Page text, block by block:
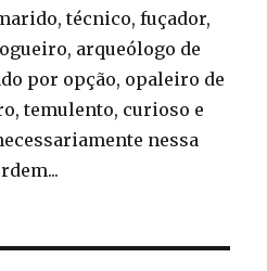
técnico, fuçador,
arqueólogo de
por opção, opaleiro de
temulento, curioso e
nessa